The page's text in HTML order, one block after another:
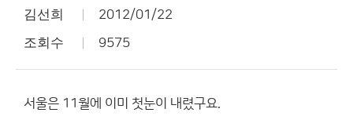
김선희 2012/01/22
조회수 9575
서울은 11월에 이미 첫눈이 내렸구요.